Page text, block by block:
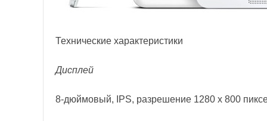
Технические характеристики
Дисплей
8-дюймовый, IPS, разрешение 1280 x 800